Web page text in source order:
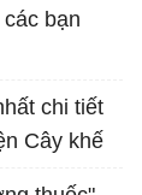
bạn
chi tiết
Cây khế